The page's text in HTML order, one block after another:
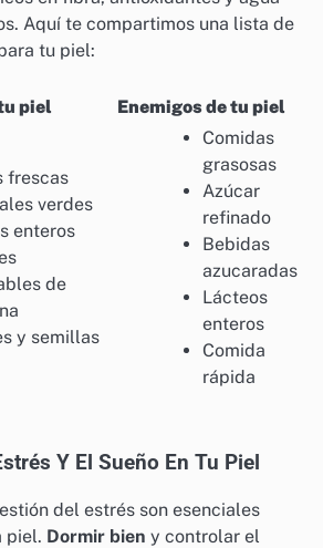
Aquí te compartimos una lista de
tu piel:
piel Enemigos de tu piel
frescas
verdes
enteros
de
y semillas
Comidas
grasosas
Azúcar
refinado
Bebidas
azucaradas
Lácteos
enteros
Comida
rápida
Y El Sueño En Tu Piel
del estrés son esenciales
piel. Dormir bien y controlar el